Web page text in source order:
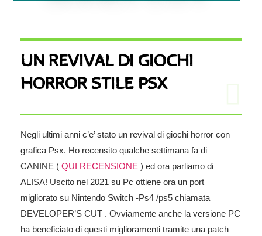
UN REVIVAL DI GIOCHI
HORROR STILE PSX
Negli ultimi anni c’e’ stato un revival di giochi horror con
grafica Psx. Ho recensito qualche settimana fa di
CANINE ( QUI RECENSIONE ) ed ora parliamo di
ALISA! Uscito nel 2021 su Pc ottiene ora un port
migliorato su Nintendo Switch -Ps4 /ps5 chiamata
DEVELOPER’S CUT . Ovviamente anche la versione PC
ha beneficiato di questi miglioramenti tramite una patch